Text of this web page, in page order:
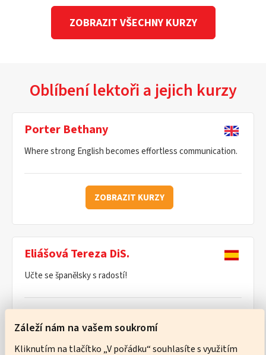
Záleží nám na vašem soukromí
Kliknutím na tlačítko „V pořádku“ souhlasíte s využitím
ZOBRAZIT VŠECHNY KURZY
Oblíbení lektoři a jejich kurzy
Porter Bethany
Where strong English becomes effortless communication.
ZOBRAZIT KURZY
Eliášová Tereza DiS.
Učte se španělsky s radostí!
ZOBRAZIT KURZY